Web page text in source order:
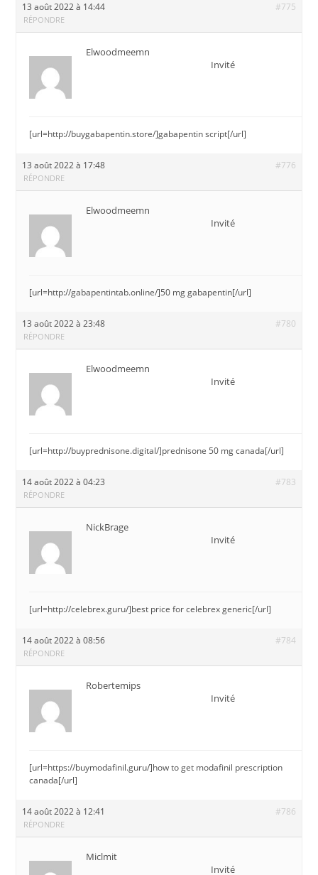
13 août 2022 à 14:44 #775
RÉPONDRE
Elwoodmeemn
Invité
[url=http://buygabapentin.store/]gabapentin script[/url]
13 août 2022 à 17:48 #776
RÉPONDRE
Elwoodmeemn
Invité
[url=http://gabapentintab.online/]50 mg gabapentin[/url]
13 août 2022 à 23:48 #780
RÉPONDRE
Elwoodmeemn
Invité
[url=http://buyprednisone.digital/]prednisone 50 mg canada[/url]
14 août 2022 à 04:23 #783
RÉPONDRE
NickBrage
Invité
[url=http://celebrex.guru/]best price for celebrex generic[/url]
14 août 2022 à 08:56 #784
RÉPONDRE
Robertemips
Invité
[url=https://buymodafinil.guru/]how to get modafinil prescription
canada[/url]
14 août 2022 à 12:41 #786
RÉPONDRE
Miclmit
Invité